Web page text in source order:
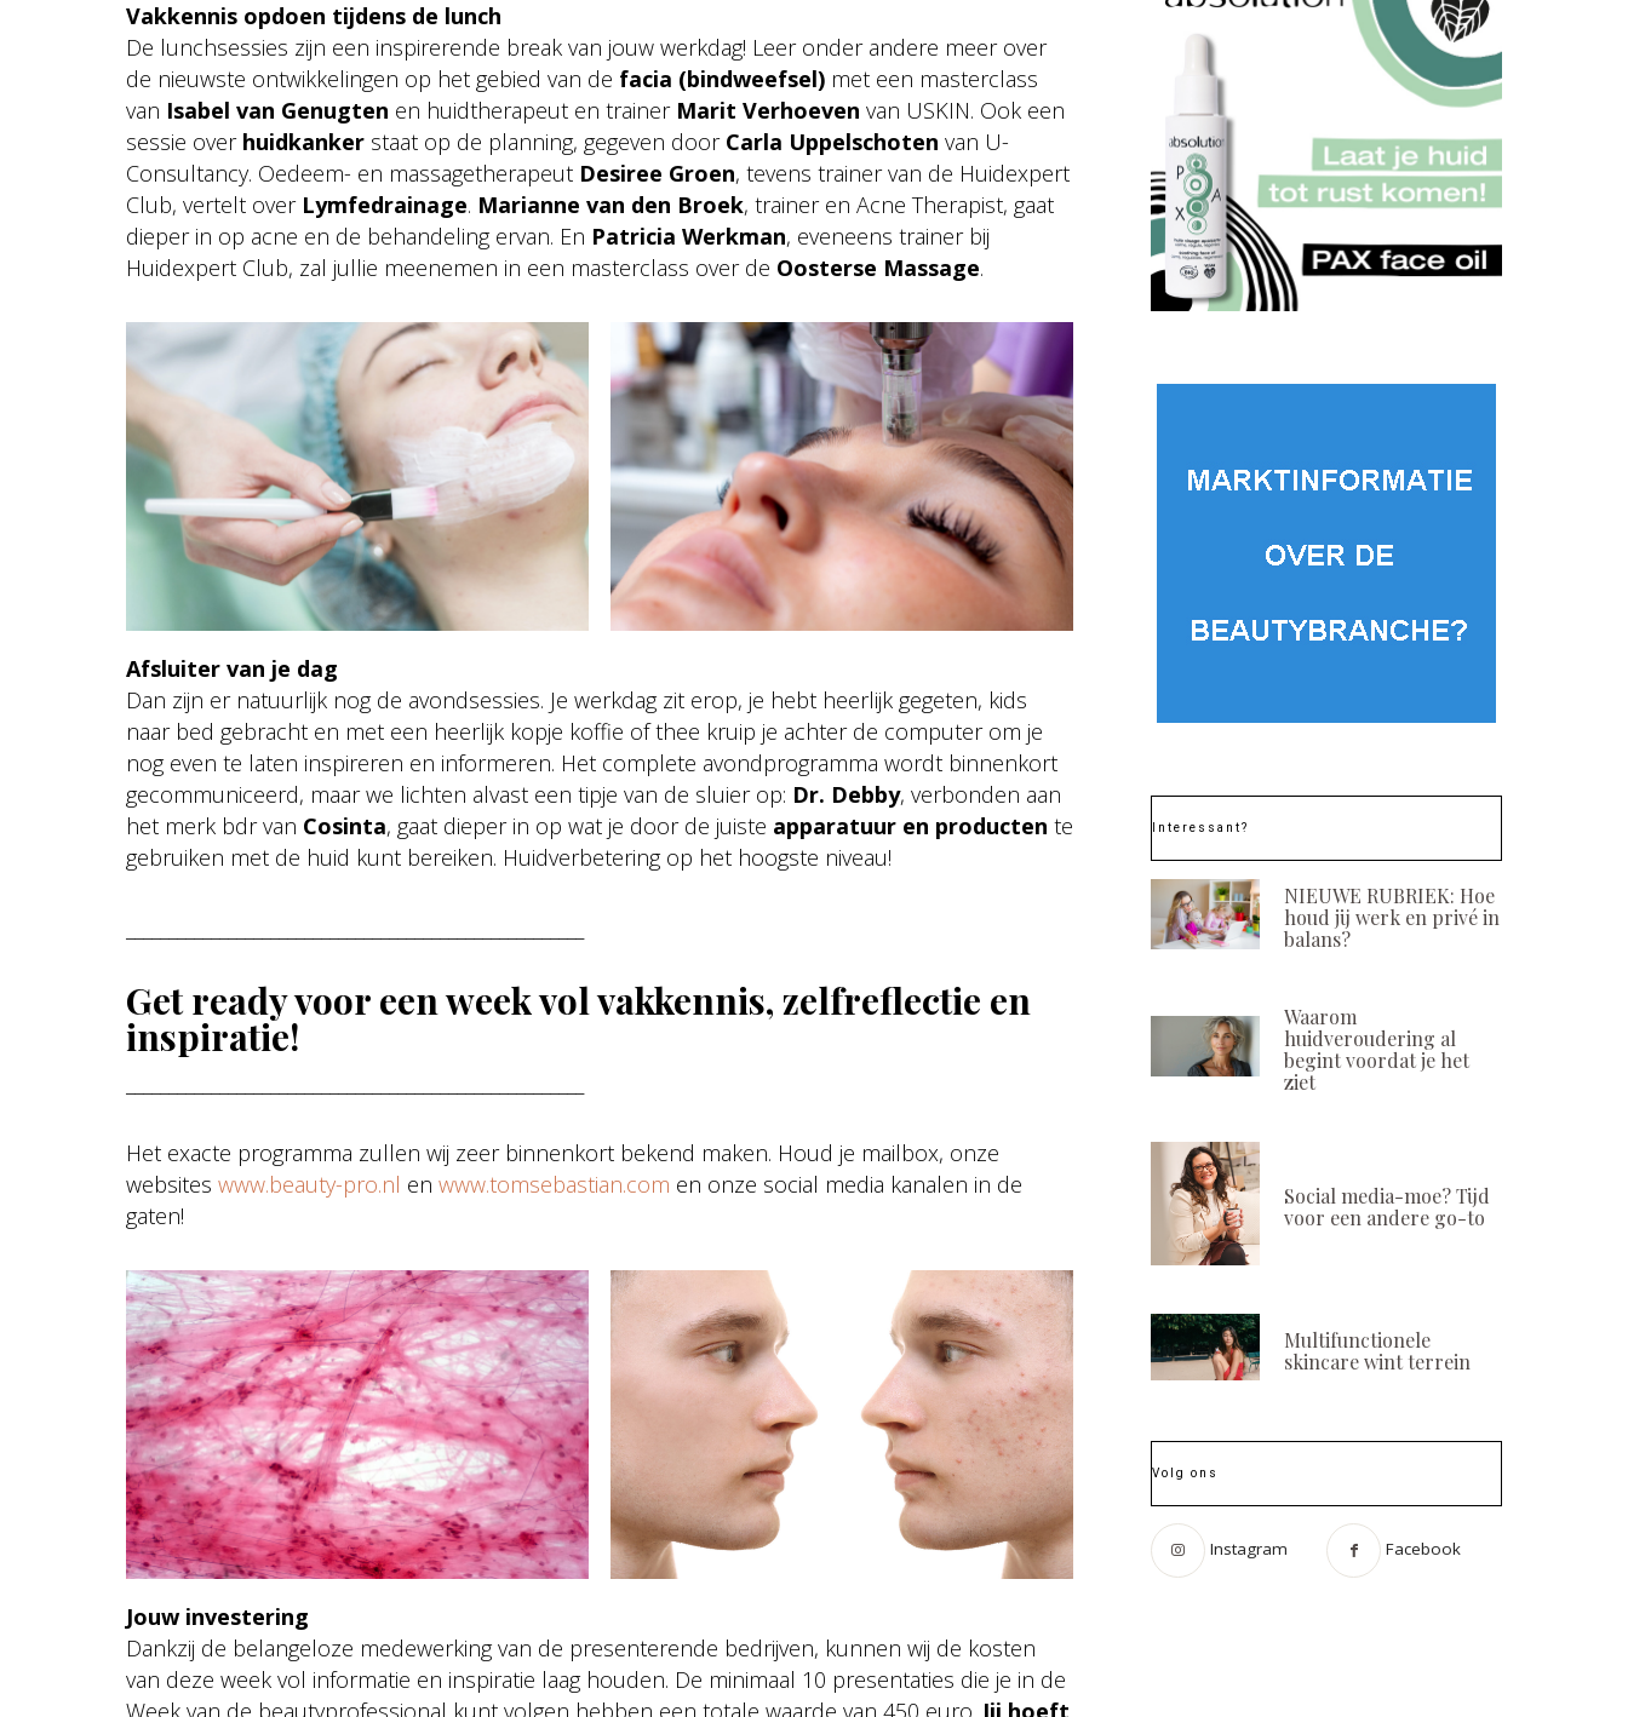
Vakkennis opdoen tijdens de lunch
De lunchsessies zijn een inspirerende break van jouw werkdag! Leer onder andere meer over
de nieuwste ontwikkelingen op het gebied van de facia (bindweefsel) met een masterclass
van Isabel van Genugten en huidtherapeut en trainer Marit Verhoeven van USKIN. Ook een
sessie over huidkanker staat op de planning, gegeven door Carla Uppelschoten van U-
Consultancy. Oedeem- en massagetherapeut Desiree Groen, tevens trainer van de Huidexpert
Club, vertelt over Lymfedrainage. Marianne van den Broek, trainer en Acne Therapist, gaat
dieper in op acne en de behandeling ervan. En Patricia Werkman, eveneens trainer bij
Huidexpert Club, zal jullie meenemen in een masterclass over de Oosterse Massage.
Afsluiter van je dag
Dan zijn er natuurlijk nog de avondsessies. Je werkdag zit erop, je hebt heerlijk gegeten, kids
naar bed gebracht en met een heerlijk kopje koffie of thee kruip je achter de computer om je
nog even te laten inspireren en informeren. Het complete avondprogramma wordt binnenkort
gecommuniceerd, maar we lichten alvast een tipje van de sluier op: Dr. Debby, verbonden aan
het merk bdr van Cosinta, gaat dieper in op wat je door de juiste apparatuur en producten te
gebruiken met de huid kunt bereiken. Huidverbetering op het hoogste niveau!
Get ready voor een week vol vakkennis, zelfreflectie en
inspiratie!
Het exacte programma zullen wij zeer binnenkort bekend maken. Houd je mailbox, onze
websites www.beauty-pro.nl en www.tomsebastian.com en onze social media kanalen in de
gaten!
Jouw investering
Dankzij de belangeloze medewerking van de presenterende bedrijven, kunnen wij de kosten
van deze week vol informatie en inspiratie laag houden. De minimaal 10 presentaties die je in de
Week van de beautyprofessional kunt volgen hebben een totale waarde van 450 euro. Jij hoeft
Interessant?
NIEUWE RUBRIEK: Hoe
houd jij werk en privé in
balans?
Waarom
huidveroudering al
begint voordat je het
ziet
Social media-moe? Tijd
voor een andere go-to
Multifunctionele
skincare wint terrein
Volg ons
Instagram Facebook